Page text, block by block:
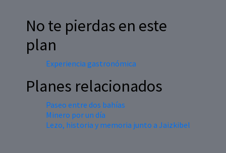
No te pierdas en este
plan
Experiencia gastronómica
Planes relacionados
Paseo entre dos bahías
Minero por un día
Lezo, historia y memoria junto a Jaizkibel